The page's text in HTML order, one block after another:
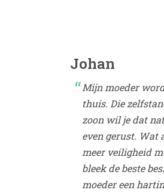
Johan
Mijn moeder
thuis. Die
zoon wil je dat
even gerust. Wat
meer veiligheid
bleek de beste
moeder een